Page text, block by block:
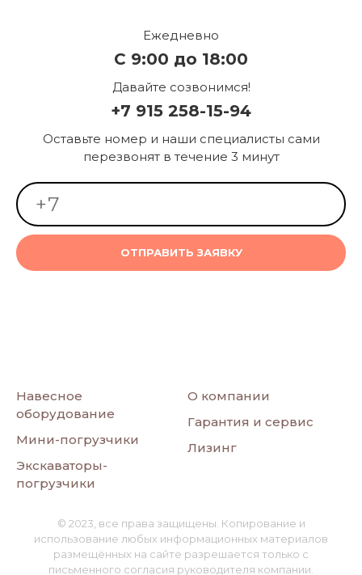
Ежедневно
С 9:00 до 18:00
Давайте созвонимся!
+7 915 258-15-94
Оставьте номер и наши специалисты сами
перезвонят в течение 3 минут
ОТПРАВИТЬ ЗАЯВКУ
Навесное
оборудование
Мини-погрузчики
Экскаваторы-
погрузчики
О компании
Гарантия и сервис
Лизинг
© 2023, все права защищены. Копирование и
использование любых информационных материалов
размещённых на сайте разрешается только с
письменного согласия руководителя компании.